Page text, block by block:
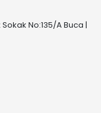
No:135/A Buca |